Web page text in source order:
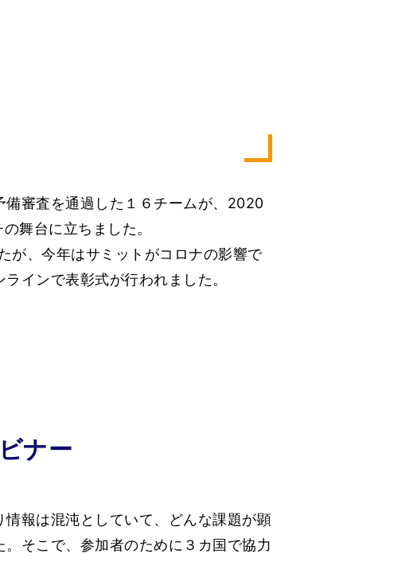
備審査を通過した１６チームが、2020
舞台に立ちました。
、今年はサミットがコロナの影響で
インで表彰式が行われました。
ナー
報は混沌としていて、どんな課題が顕
そこで、参加者のために３カ国で協力